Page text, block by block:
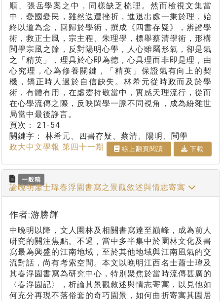
順、張岳學案之中，同樣缺乏梳理。然而檢視文集當
中，憂國憂民，雖然迭遭挫折，進退出處一秉於理，始
終以道為念，回歸於學術，撰成《四書存疑》，辨證學
術，救正士風，宗主程、朱理學，標舉蔡清學術，形構
閩學宗風之餘，反對陽明心學，人心雖屬形氣，卻是氣
之「精英」，理具於心即為德，心具理而非即是理，由
心究理，心為修養關鍵，「精英」保證氣有向上的契
機，矯正時人過於自信缺失。林希元從時政而及於學
術，有體有用，在虛靈持敬當中，實感天理流行，從而
在心學流傳之際，反映閩學一脈不同視角，成為紛雜世
局當中最後諍言。
頁次： 21-54
關鍵字： 林希元、四書存疑、蔡清、陽明、閩學
政大中文學報 第四十一期
線上翻⾴閱讀 下載
一般稿
論晚明蕭士瑋春浮園書寫之景觀敘述與情志寄寓
作者:游勝輝
中晚明以降，文人園林及相關書寫達至巔峰，成為前人
研究的關注焦點。不過，當中多半集中於園林文化及書
寫最為興盛的江南地域，至於其他地域與江南風氣的交
流對話，尚有考索空間。本文以晚明江西名士蕭士瑋及
其春浮園書寫為研究中心，特別聚焦於當時流傳甚廣的
〈春浮園記〉，析論其景觀敘述與情志寄寓，以見他如
何充分再現不落俗套的奇巧園景，如何曲折寄寓其園居